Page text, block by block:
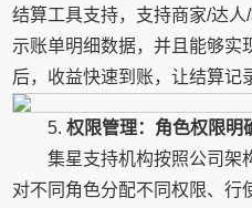
结算工具支持，支持商家/达
示账单明细数据，并且能够实
后，收益快速到账，让结算记
5.权限管理：角色权限明
集星支持机构按照公司架
对不同角色分配不同权限、行